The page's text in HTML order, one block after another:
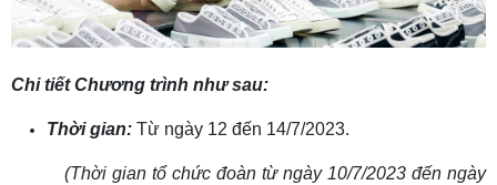
Chi tiết Chương trình như sau:
Thời gian: Từ ngày 12 đến 14/7/2023.
(Thời gian tổ chức đoàn từ ngày 10/7/2023 đến ngày